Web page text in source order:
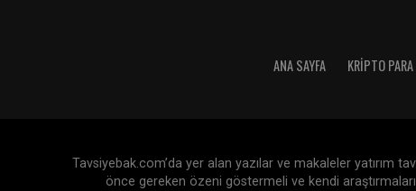
ANA SAYFA KRIPTO
Tavsiyebak.com’da yer alan yazılar ve makaleler yatırım
önce gereken özeni göstermeli ve kendi